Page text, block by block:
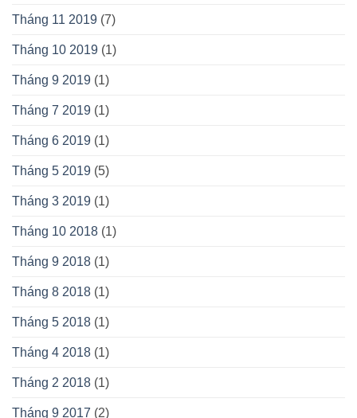
Tháng 11 2019 (7)
Tháng 10 2019 (1)
Tháng 9 2019 (1)
Tháng 7 2019 (1)
Tháng 6 2019 (1)
Tháng 5 2019 (5)
Tháng 3 2019 (1)
Tháng 10 2018 (1)
Tháng 9 2018 (1)
Tháng 8 2018 (1)
Tháng 5 2018 (1)
Tháng 4 2018 (1)
Tháng 2 2018 (1)
Tháng 9 2017 (2)